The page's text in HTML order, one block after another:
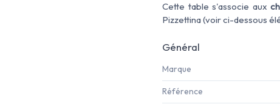
Cette table s'associe aux
Pizzettina (voir ci-dessous
Général
Marque
Référence